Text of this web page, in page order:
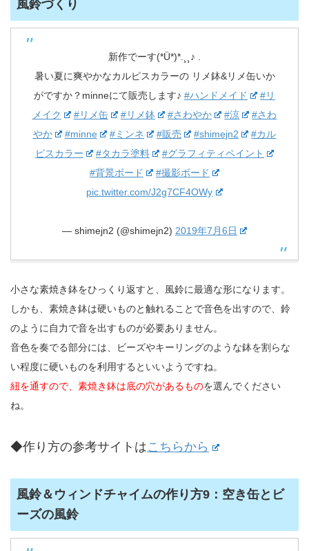
風鈴づくり
新作でーす(*Ü*)*.¸¸♪ .
暑い夏に爽やかなカルピスカラーの リメ鉢&リメ缶いか
がですか？minneにて販売します♪ #ハンドメイド
#リ
メイク
#リメ缶 #リメ鉢 #さわやか #涼
#さわ
やか
#minne #ミンネ #販売 #shimejn2
#カル
ピスカラー
#タカラ塗料
#グラフィティペイント
#背景ボード
#撮影ボード
pic.twitter.com/J2g7CF4OWy
— shimejn2 (@shimejn2) 2019年7月6日
小さな素焼き鉢をひっくり返すと、風鈴に最適な形になります。
しかも、素焼き鉢は硬いものと触れることで音色を出すので、鈴
のように自力で音を出すものが必要ありません。
音色を奏でる部分には、ビーズやキーリングのような鉢を割らな
い程度に硬いものを利用するといいようですね。
紐を通すので、素焼き鉢は底の穴があるものを選んでください
ね。
◆作り方の参考サイトはこちらから
風鈴＆ウィンドチャイムの作り方9：空き缶とビ
ーズの風鈴